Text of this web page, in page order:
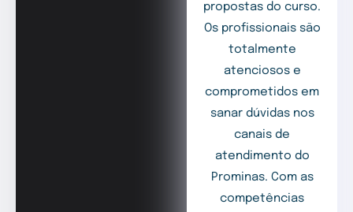
propostas do curso.
Os profissionais são
totalmente
atenciosos e
comprometidos em
sanar dúvidas nos
canais de
atendimento do
Prominas. Com as
competências